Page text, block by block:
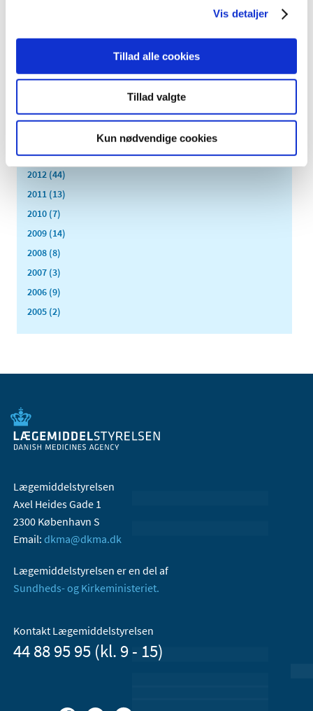
Vis detaljer
Tillad alle cookies
Tillad valgte
Kun nødvendige cookies
januar (6)
2017 (167)
2015 (33)
2013 (49)
2012 (44)
2011 (13)
2010 (7)
2009 (14)
2008 (8)
2007 (3)
2006 (9)
2005 (2)
Lægemiddelstyrelsen
Axel Heides Gade 1
2300 København S
Email: dkma@dkma.dk
Lægemiddelstyrelsen er en del af
Sundheds- og Kirkeministeriet.
Kontakt Lægemiddelstyrelsen
44 88 95 95 (kl. 9 - 15)